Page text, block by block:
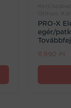
PRO-X
egér/
11.990 Ft